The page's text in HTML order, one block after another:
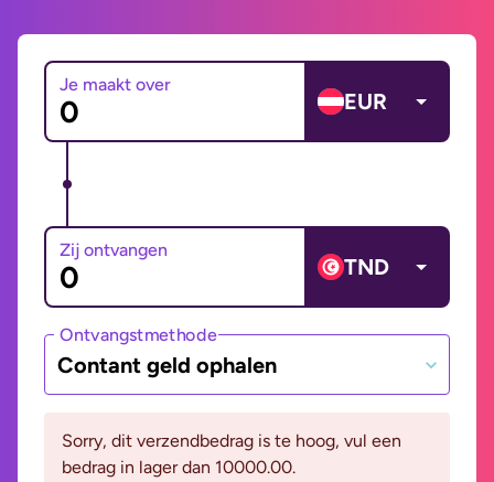
Je maakt over
EUR
Zij ontvangen
TND
Ontvangstmethode
Contant geld ophalen
Sorry, dit verzendbedrag is te hoog, vul een
bedrag in lager dan 10000.00.